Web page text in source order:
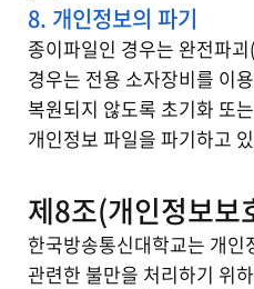
8. 개인정보의 파기
종이파일인 경우는 완전파
경우는 전용 소자장비를 이
복원되지 않도록 초기화 또
개인정보 파일을 파기하고
제8조(개인정보보
한국방송통신대학교는 개
관련한 불만을 처리하기 위